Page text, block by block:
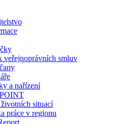
veřejnoprávních smluv
a nařízení
situací
práce v regionu